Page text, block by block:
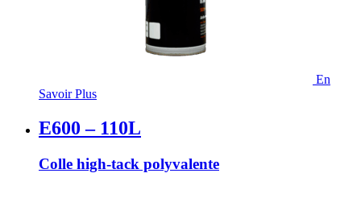
En
Savoir Plus
E600 – 110L
Colle high-tack polyvalente